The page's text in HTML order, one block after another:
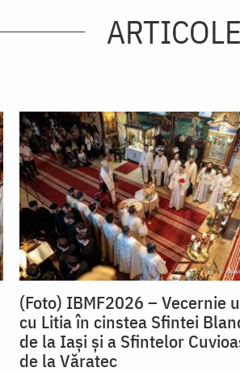
(Foto) IBMF2026 – Vecernie
cu Litia în cinstea Sfintei
de la Iași și a Sfintelor
de la Văratec